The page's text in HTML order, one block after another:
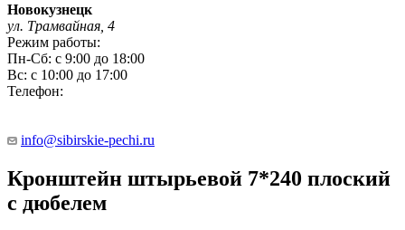
Новокузнецк
ул. Трамвайная, 4
Режим работы:
Пн-Сб: с 9:00 до 18:00
Вс: с 10:00 до 17:00
Телефон:
info@sibirskie-pechi.ru
Кронштейн штырьевой 7*240 плоский
с дюбелем